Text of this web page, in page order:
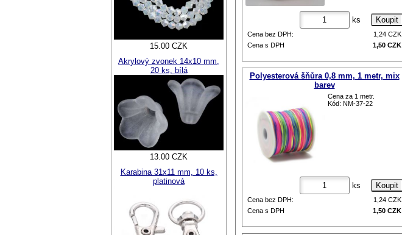
ks
Cena bez DPH: 1,24 CZK
Cena s DPH
1,50 CZK
Polyesterová šňůra 0,8 mm, 1 metr, mix
barev
Cena za 1 metr.
Kód: NM-37-22
ks
Cena bez DPH: 1,24 CZK
Cena s DPH
1,50 CZK
15.00 CZK
Akrylový zvonek 14x10 mm,
20 ks, bílá
13.00 CZK
Karabina 31x11 mm, 10 ks,
platinová